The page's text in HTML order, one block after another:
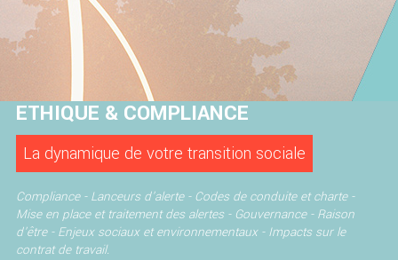
ETHIQUE & COMPLIANCE
La dynamique de votre transition sociale
Compliance - Lanceurs d'alerte - Codes de conduite et charte -
Mise en place et traitement des alertes - Gouvernance - Raison
d'être - Enjeux sociaux et environnementaux - Impacts sur le
contrat de travail.